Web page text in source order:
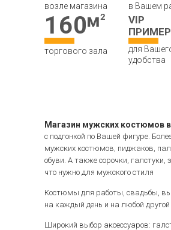
с подгонкой по Вашей фигуре.
мужских костюмов, пиджаков,
обуви. А также сорочки, галстуки,
что нужно для мужского стиля
Костюмы для работы, свадьбы,
на каждый день и на любой другой
Широкий выбор аксессуаров:
возле магазина в Вашем
160
торгового зала
VIP
для
удобства
Магазин мужских костюмов